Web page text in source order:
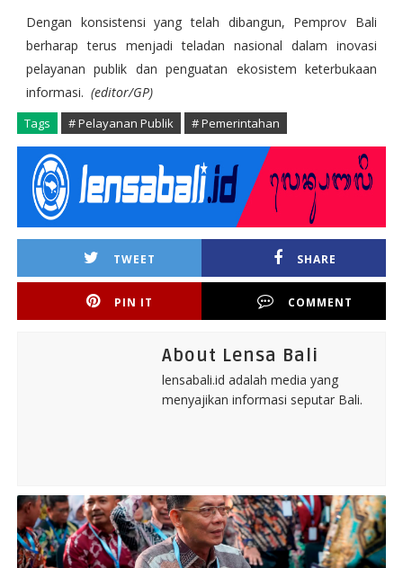
Dengan konsistensi yang telah dibangun, Pemprov Bali
berharap terus menjadi teladan nasional dalam inovasi
pelayanan publik dan penguatan ekosistem keterbukaan
informasi. (editor/GP)
Tags # Pelayanan Publik # Pemerintahan
TWEET SHARE
PIN IT COMMENT
About Lensa Bali
lensabali.id adalah media yang
menyajikan informasi seputar Bali.